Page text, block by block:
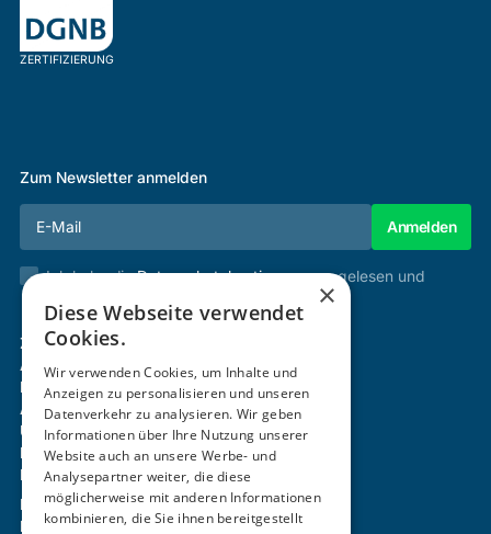
ZERTIFIZIERUNG
Zum Newsletter anmelden
Ich habe dieDatenschutzbestimmungengelesen und
Zertifizierung & Verifikation
Akademie
Mitgliedschaft
Aktivitäten
Über uns
Login
Kontakt
Impressum
Datenschutz
×
Diese Webseite verwendet
Cookies.
Wir verwenden Cookies, um Inhalte und
Anzeigen zu personalisieren und unseren
Datenverkehr zu analysieren. Wir geben
Informationen über Ihre Nutzung unserer
Website auch an unsere Werbe- und
Analysepartner weiter, die diese
möglicherweise mit anderen Informationen
kombinieren, die Sie ihnen bereitgestellt